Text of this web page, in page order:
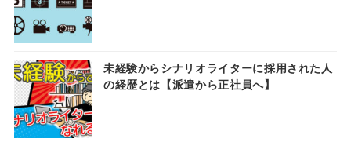
未経験からシナリオライターに採用された人
の経歴とは【派遣から正社員へ】